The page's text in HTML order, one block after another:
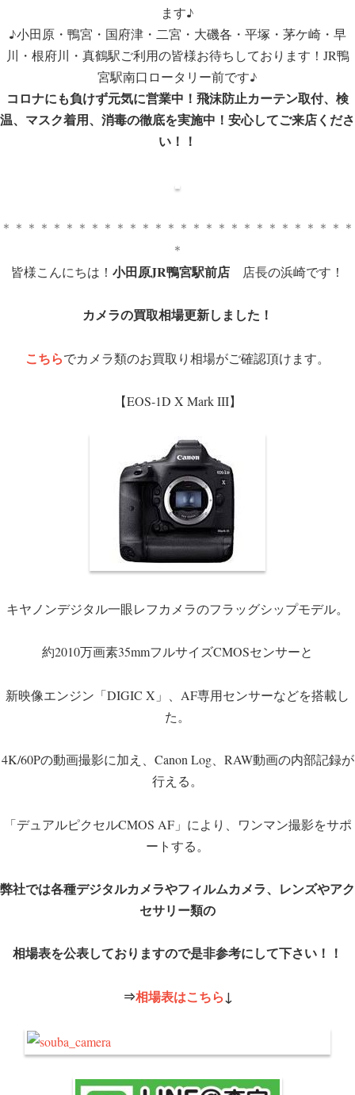
ます♪
♪小田原・鴨宮・国府津・二宮・大磯各・平塚・茅ケ崎・早
川・根府川・真鶴駅ご利用の皆様お待ちしております！JR鴨
宮駅南口ロータリー前です♪
コロナにも負けず元気に営業中！飛沫防止カーテン取付、検
温、マスク着用、消毒の徹底を実施中！安心してご来店くださ
い！！
＊＊＊＊＊＊＊＊＊＊＊＊＊＊＊＊＊＊＊＊＊＊＊＊＊＊＊＊
＊
皆様こんにちは！ 小田原JR鴨宮駅前店 店長の浜崎です！
カメラの買取相場更新しました！
こちらでカメラ類のお買取り相場がご確認頂けます。
【EOS-1D X Mark III】
キヤノンデジタル一眼レフカメラのフラッグシップモデル。
約2010万画素35mmフルサイズCMOSセンサーと
新映像エンジン「DIGIC X」、AF専用センサーなどを搭載し
た。
4K/60Pの動画撮影に加え、Canon Log、RAW動画の内部記録が
行える。
「デュアルピクセルCMOS AF」により、ワンマン撮影をサポ
ートする。
弊社では各種デジタルカメラやフィルムカメラ、レンズやアク
セサリー類の
相場表を公表しておりますので是非参考にして下さい！！
⇒相場表はこちら↓